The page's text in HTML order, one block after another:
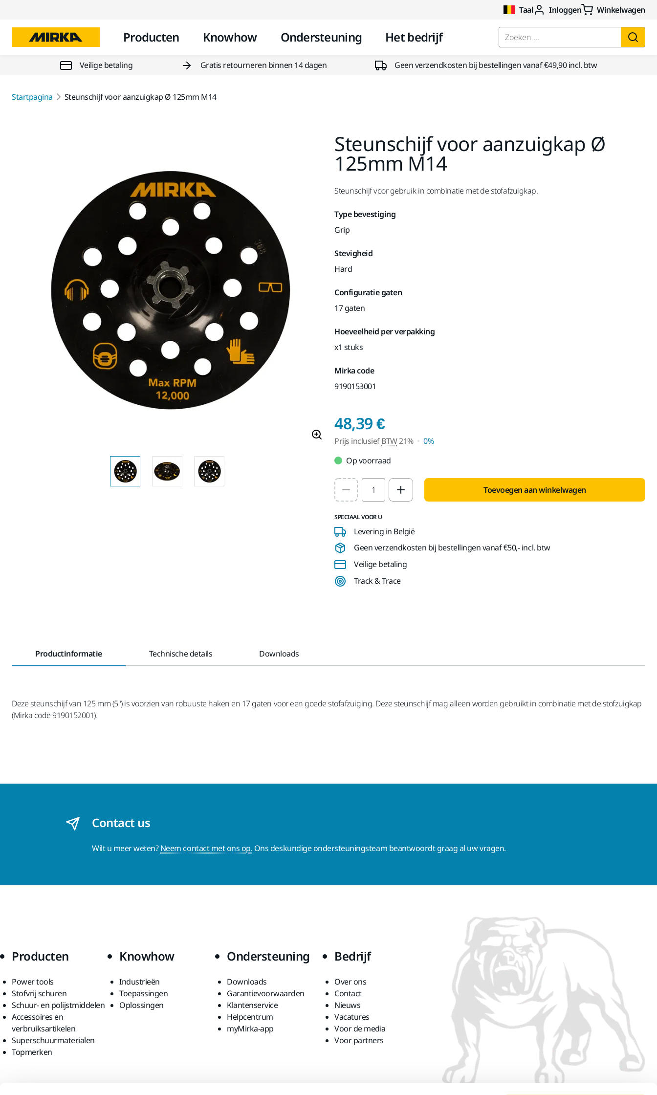
Taal Inloggen Winkelwagen
Producten Knowhow Ondersteuning Het bedrijf Zoeken ...
Veilige betaling Gratis retourneren binnen 14 dagen Geen verzendkosten bij bestellingen vanaf €49,90 incl. btw
Startpagina Steunschijf voor aanzuigkap Ø 125mm M14
Steunschijf voor aanzuigkap Ø
125mm M14
Steunschijf voor gebruik in combinatie met de stofafzuigkap.
Type bevestiging
Grip
Stevigheid
Hard
Configuratie gaten
17 gaten
Hoeveelheid per verpakking
x1 stuks
Mirka code
9190153001
48,39 €Prijs inclusief BTW 21%
Prijs inclusiefBTW21%
0%
Op voorraad
Select quantity value Toevoegen aan winkelwagen
SPECIAAL VOOR U
Levering in België
Geen verzendkosten bij bestellingen vanaf €50,- incl. btw
Veilige betaling
Track & Trace
Productinformatie Technische details Downloads
Deze steunschijf van 125 mm (5") is voorzien van robuuste haken en 17 gaten voor een goede stofafzuiging. Deze steunschijf mag alleen worden gebruikt in combinatie met de stofzuigkap
(Mirka code 9190152001).
Contact us
Wilt u meer weten?Neem contact met ons op. Ons deskundige ondersteuningsteam beantwoordt graag al uw vragen.
Producten
Power tools
Stofvrij schuren
Schuur- en polijstmiddelen
Accessoires en
verbruiksartikelen
Superschuurmaterialen
Topmerken
Knowhow
Industrieën
Toepassingen
Oplossingen
Ondersteuning
Downloads
Garantievoorwaarden
Klantenservice
Helpcentrum
myMirka-app
Bedrijf
Over ons
Contact
Nieuws
Vacatures
Voor de media
Voor partners